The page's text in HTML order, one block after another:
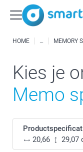
HOME MEMORY
Kies je
Memo
20,66
29,07